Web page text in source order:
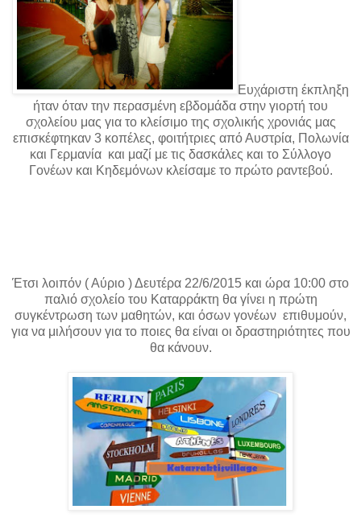
Ευχάριστη έκπληξη
ήταν όταν την περασμένη εβδομάδα στην γιορτή του
σχολείου μας για το κλείσιμο της σχολικής χρονιάς μας
επισκέφτηκαν 3 κοπέλες, φοιτήτριες από Αυστρία, Πολωνία
και Γερμανία και μαζί με τις δασκάλες και το Σύλλογο
Γονέων και Κηδεμόνων κλείσαμε το πρώτο ραντεβού.
Έτσι λοιπόν ( Αύριο ) Δευτέρα 22/6/2015 και ώρα 10:00 στο
παλιό σχολείο του Καταρράκτη θα γίνει η πρώτη
συγκέντρωση των μαθητών, και όσων γονέων επιθυμούν,
για να μιλήσουν για το ποιες θα είναι οι δραστηριότητες που
θα κάνουν.